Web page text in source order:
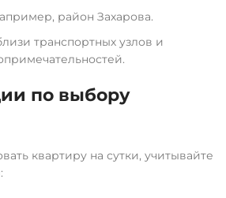
район Захарова.
транспортных узлов и
по выбору
квартиру на сутки, учитывайте